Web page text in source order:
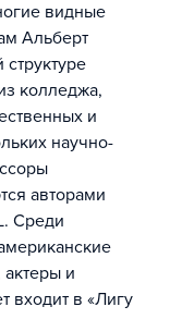
видные
Альберт
колледжа,
и
научно-
авторами
Среди
актеры и
входит в «Лигу